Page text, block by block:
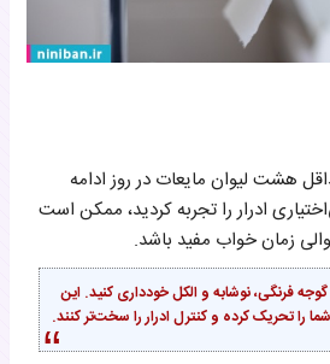
هشت لیوان مایعات در روز ادامه
ادرار را تجربه کردید، ممکن است
زمان خواب مفید باشد.
فرنگی، نوشابه و الکل خودداری کنید. این
را تحریک کرده و کنترل ادرار را سخت‌تر کنند.